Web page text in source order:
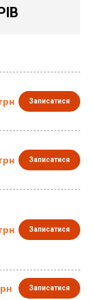
Записатися
Записатися
Записатися
Записатися